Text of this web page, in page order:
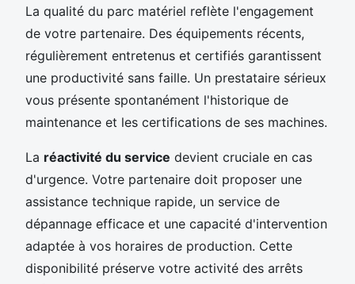
La qualité du parc matériel reflète l'engagement
de votre partenaire. Des équipements récents,
régulièrement entretenus et certifiés garantissent
une productivité sans faille. Un prestataire sérieux
vous présente spontanément l'historique de
maintenance et les certifications de ses machines.
La réactivité du service devient cruciale en cas
d'urgence. Votre partenaire doit proposer une
assistance technique rapide, un service de
dépannage efficace et une capacité d'intervention
adaptée à vos horaires de production. Cette
disponibilité préserve votre activité des arrêts